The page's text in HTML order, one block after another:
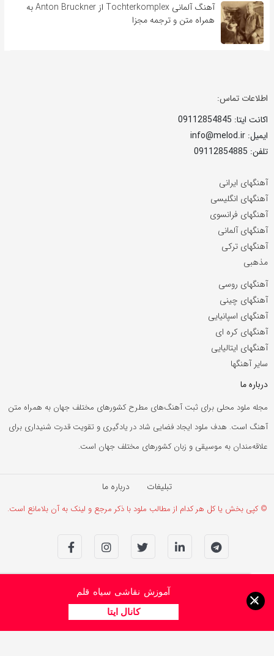
آهنگ آلمانی Tochterkomplex از Anton Bruckner به
همراه متن و ترجمه مجزا
اطلاعات تماس:
اکانت ایتا: 09112854845
ایمیل: info@melod.ir
تلفن: 09112854885
آهنگهای ایرانی
آهنگهای انگلیسی
آهنگهای فرانسوی
آهنگهای آلمانی
آهنگهای ترکی
مذهبی
آهنگهای روسی
آهنگهای چینی
آهنگهای اسپانیایی
آهنگهای کره ای
آهنگهای ایتالیایی
سایر آهنگها
درباره ما
مجله ملود محلی برای ثبت آهنگ‌های مطرح کشورهای مختلف جهان به همراه متن
آهنگ است. هدف ملود ایجاد فضایی شاد در یادگیری و تقویت قدرت شنیداری برای
علاقه‌مندان به موسیقی و زبان کشورهای مختلف جهان است.
تبلیغات درباره ما
© کپی بخش یا کل هر کدام از مطالب ملود با ذکر مرجع و لینک به آن بلامانع است.
آموزش نقاشی سیاه قلم
کانال ایتا
×